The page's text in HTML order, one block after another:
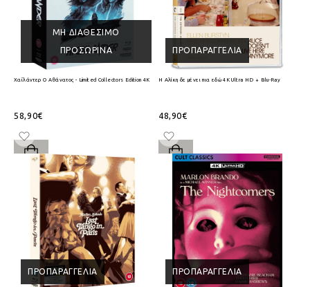
ΜΗ ΔΙΑΘΈΣΙΜΟ
ΠΡΟΣΩΡΙΝΆ
Χαϊλάντερ Ο Αθάνατος - Limited Collectors Edition 4K Ultra HD + Blu-Ray
58,90€
ΠΡΟΠΑΡΑΓΓΕΛΊΑ
Η Αλίκη δε μένει πια εδώ 4K Ultra HD + Blu-Ray
48,90€
ΠΡΟΠΑΡΑΓΓΕΛΊΑ ΠΡΟΠΑΡΑΓΓΕΛΊΑ